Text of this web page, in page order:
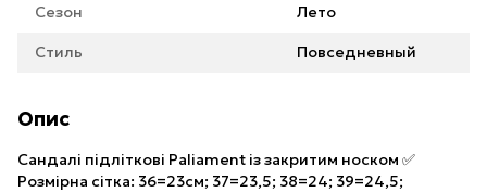
Сезон Лето
Стиль Повседневный
Опис
Сандалі підліткові Paliament із закритим носком ✅
Розмірна сітка: 36=23см; 37=23,5; 38=24; 39=24,5;